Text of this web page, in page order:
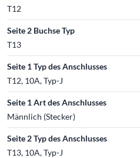
T12
Seite 2 Buchse Typ
T13
Seite 1 Typ des Anschlusses
T12, 10A, Typ-J
Seite 1 Art des Anschlusses
Männlich (Stecker)
Seite 2 Typ des Anschlusses
T13, 10A, Typ-J